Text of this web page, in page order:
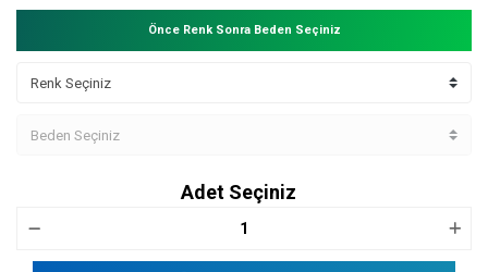
Önce Renk Sonra Beden Seçiniz
Adet Seçiniz